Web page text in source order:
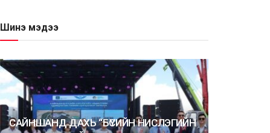
Шинэ мэдээ
САЙНШАНД ДАХЬ “БҮСИЙН НИСЛЭГИЙН